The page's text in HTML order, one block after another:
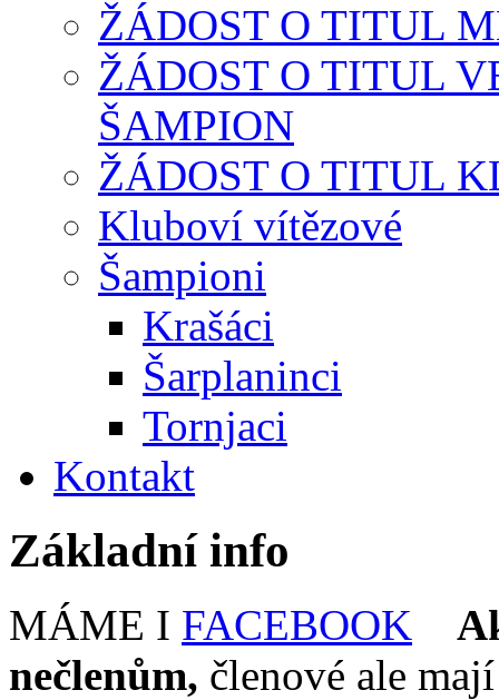
ŽÁDOST O TITUL
ŽÁDOST O TITUL
ŠAMPION
ŽÁDOST O TITUL
Kluboví vítězové
Šampioni
Krašáci
Šarplaninci
Tornjaci
Kontakt
Základní info
MÁME I FACEBOOK
nečlenům, členové ale